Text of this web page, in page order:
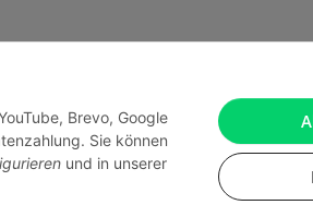
Brevo, Google
Sie können
und in unserer